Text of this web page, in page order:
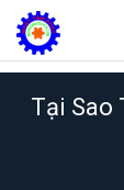
Tại Sao